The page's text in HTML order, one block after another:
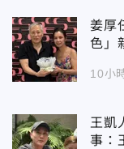
姜厚
色」
10小
王凱
事：